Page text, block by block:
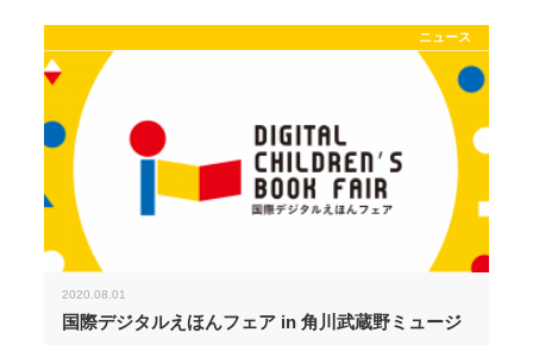
ニュース
2020.08.01
国際デジタルえほんフェア in 角川武蔵野ミュージ